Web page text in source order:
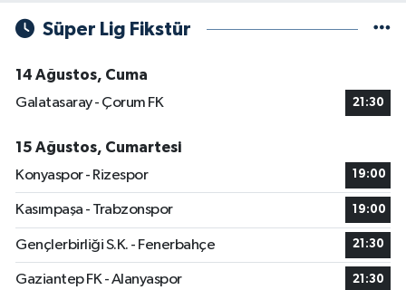
Süper Lig Fikstür
14 Ağustos, Cuma
Galatasaray - Çorum FK
21:30
15 Ağustos, Cumartesi
Konyaspor - Rizespor
19:00
Kasımpaşa - Trabzonspor 19:00
Gençlerbirliği S.K. - Fenerbahçe 21:30
Gaziantep FK - Alanyaspor 21:30